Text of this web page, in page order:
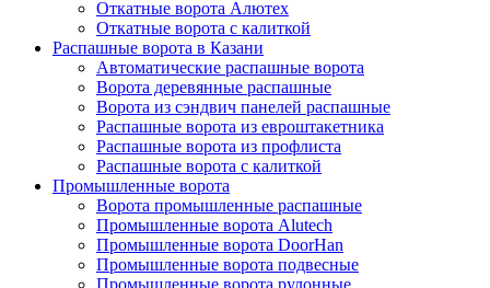
Откатные ворота Алютех
Откатные ворота с калиткой
Распашные ворота в Казани
Автоматические распашные ворота
Ворота деревянные распашные
Ворота из сэндвич панелей распашные
Распашные ворота из евроштакетника
Распашные ворота из профлиста
Распашные ворота с калиткой
Промышленные ворота
Ворота промышленные распашные
Промышленные ворота Alutech
Промышленные ворота DoorHan
Промышленные ворота подвесные
Промышленные ворота рулонные